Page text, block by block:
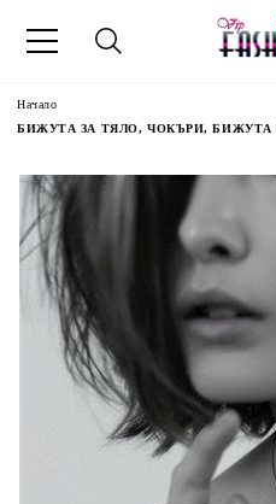
Начало
БИЖУТА ЗА ТЯЛО, ЧОКЪРИ, БИЖУТА